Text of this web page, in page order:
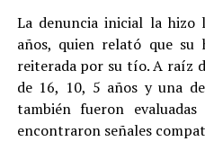
La denuncia inicial la hizo
años, quien relató que su
reiterada por su tío. A raíz
de 16, 10, 5 años y una
también fueron
encontraron señales